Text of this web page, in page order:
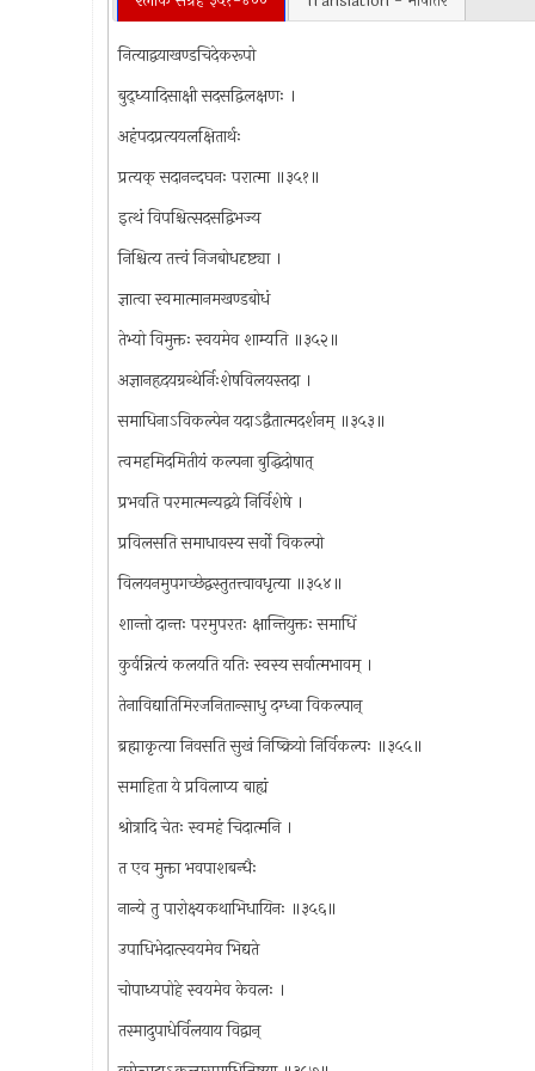
नित्याद्वयाखण्डचिदेकरूपो
बुद्ध्यादिसाक्षी सदसद्विलक्षणः ।
अहंपदप्रत्ययलक्षितार्थः
प्रत्यक् सदानन्दघनः परात्मा ॥३५१॥
इत्थं विपश्चित्सदसद्विभज्य
निश्चित्य तत्त्वं निजबोधदृष्ट्या ।
ज्ञात्वा स्वमात्मानमखण्डबोधं
तेभ्यो विमुक्तः स्वयमेव शाम्यति ॥३५२॥
अज्ञानहृदयग्रन्थेर्निःशेषविलयस्तदा ।
समाधिनाऽविकल्पेन यदाऽद्वैतात्मदर्शनम् ॥३५३॥
त्वमहमिदमितीयं कल्पना बुद्धिदोषात्
प्रभवति परमात्मन्यद्वये निर्विशेषे ।
प्रविलसति समाधावस्य सर्वो विकल्पो
विलयनमुपगच्छेद्वस्तुतत्त्वावधृत्या ॥३५४॥
शान्तो दान्तः परमुपरतः क्षान्तियुक्तः समाधिं
कुर्वन्नित्यं कलयति यतिः स्वस्य सर्वात्मभावम् ।
तेनाविद्यातिमिरजनितान्साधु दग्ध्वा विकल्पान्
ब्रह्माकृत्या निवसति सुखं निष्क्रियो निर्विकल्पः ॥३५५॥
समाहिता ये प्रविलाप्य बाह्यं
श्रोत्रादि चेतः स्वमहं चिदात्मनि ।
त एव मुक्ता भवपाशबन्धैः
नान्ये तु पारोक्ष्यकथाभिधायिनः ॥३५६॥
उपाधिभेदात्स्वयमेव भिद्यते
चोपाध्यपोहे स्वयमेव केवलः ।
तस्मादुपाधेर्विलयाय विद्वान्